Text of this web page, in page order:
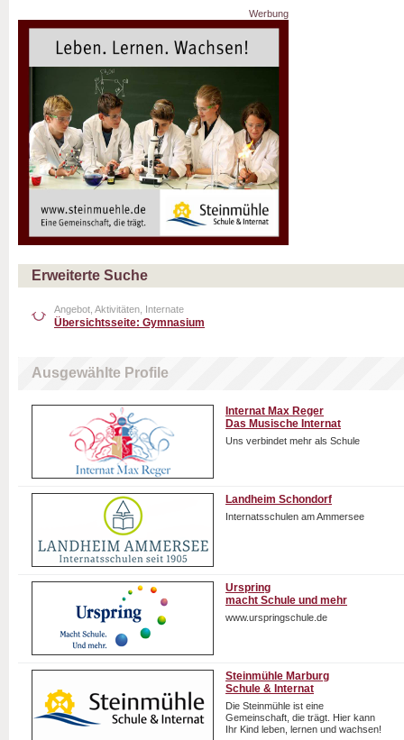
Werbung
Erweiterte Suche
Angebot, Aktivitäten, Internate
Übersichtsseite: Gymnasium
Ausgewählte Profile
Internat Max Reger
Das Musische Internat
Uns verbindet mehr als Schule
Landheim Schondorf
Internatsschulen am Ammersee
Urspring
macht Schule und mehr
www.urspringschule.de
Steinmühle Marburg
Schule & Internat
Die Steinmühle ist eine
Gemeinschaft, die trägt. Hier kann
Ihr Kind leben, lernen und wachsen!